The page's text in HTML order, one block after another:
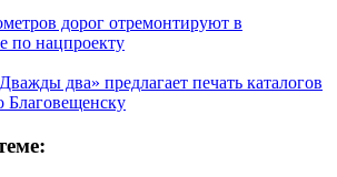
дорог отремонтируют в
по нацпроекту
два» предлагает печать каталогов
Благовещенску